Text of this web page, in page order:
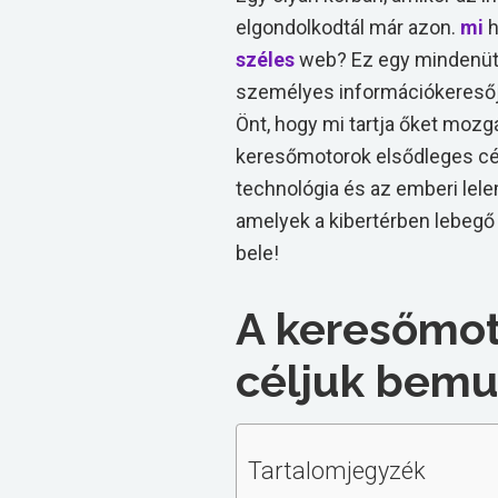
elgondolkodtál már azon. mi
szélesweb? Ez egy
személyes
Önt, hogy mi tartja őket
keresőmotorok elsődleges
technológia és az emberi
amelyek a kibertérben
bele!
A
céljuk
Tartalomjegyzék